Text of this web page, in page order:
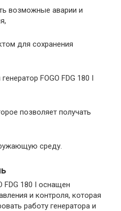
возможные аварии и
для сохранения
FOGO FDG 180 I
позволяет получать
среду.
FDG 180 I оснащен
и контроля, которая
работу генератора и